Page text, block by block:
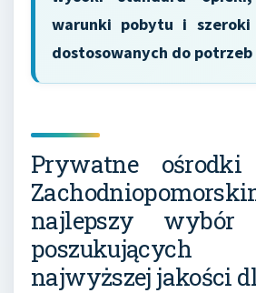
warunki pobytu i szeroki
dostosowanych do potrzeb
Prywatne
najlepszy
najwyższej jakości